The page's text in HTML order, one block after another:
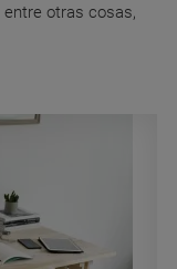
entre otras cosas,